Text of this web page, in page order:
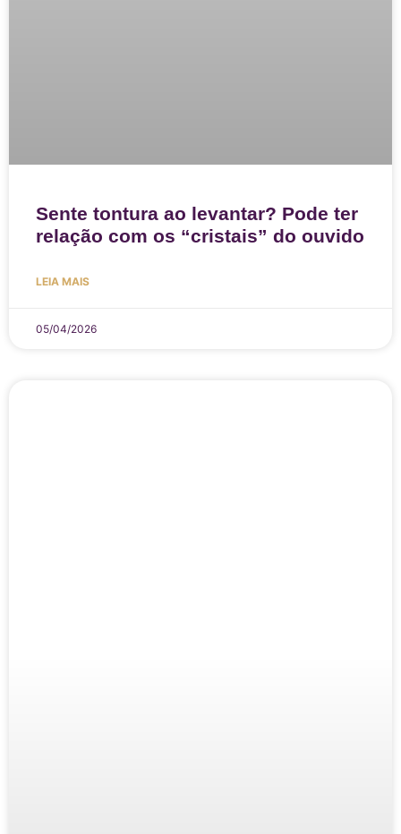
Sente tontura ao levantar? Pode ter
relação com os “cristais” do ouvido
LEIA MAIS
05/04/2026